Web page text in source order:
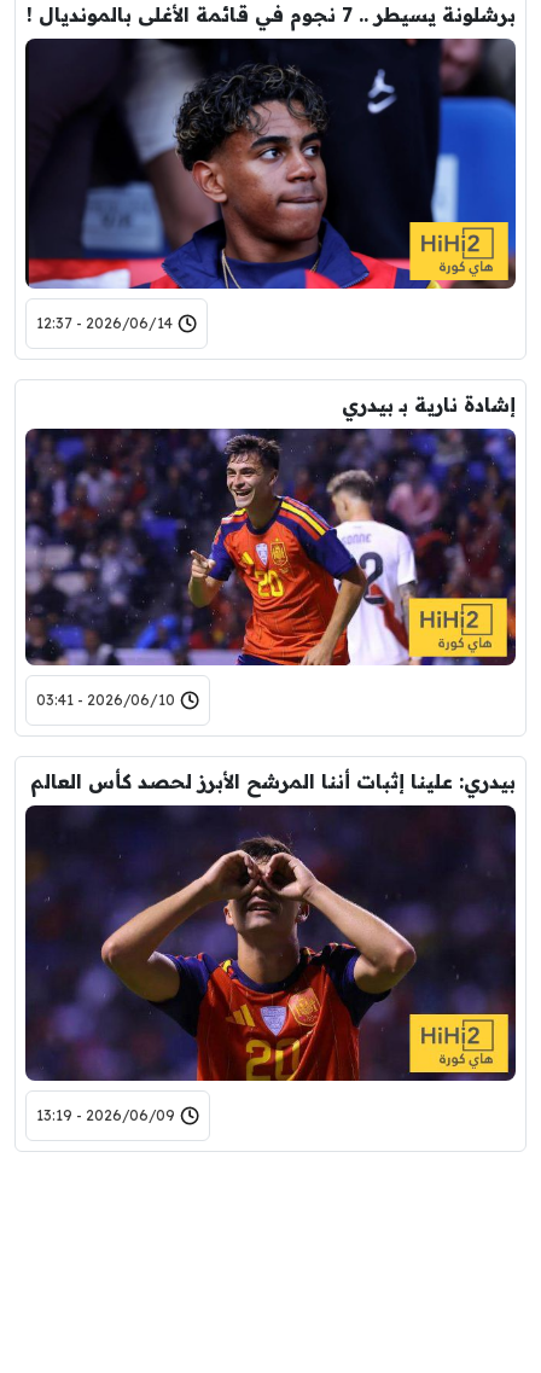
برشلونة يسيطر .. 7 نجوم في قائمة الأغلى بالمونديال !
2026/06/14 - 12:37
إشادة نارية بـ بيدري
2026/06/10 - 03:41
بيدري: علينا إثبات أننا المرشح الأبرز لحصد كأس العالم
2026/06/09 - 13:19